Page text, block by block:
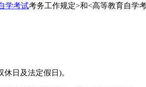
学考试考务工作规定>和<高等教育自学
日及法定假日)。